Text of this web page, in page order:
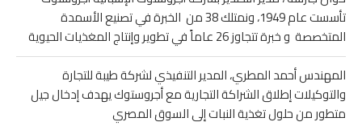
تأسست عام 1949، ونمتلك 38 من الخبرة في تصنيع الأسمدة
المتخصصة و خبرة تتجاوز 26 عاماً في تطوير وإنتاج المغذيات الحيوية
المهندس أحمد المطري، المدير التنفيذي لشركة طيبة للتجارة
والتوكيلات إطلاق الشراكة التجارية مع أجروستوك يهدف إدخال جيل
متطور من حلول تغذية النبات إلى السوق المصري